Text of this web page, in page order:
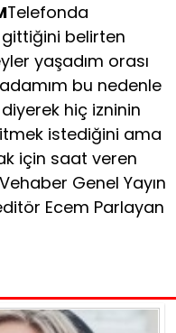
Telefonda
belirten
yaşadım orası
bu nedenle
hiç izninin
istediğini ama
için saat veren
Genel Yayın
Ecem Parlayan